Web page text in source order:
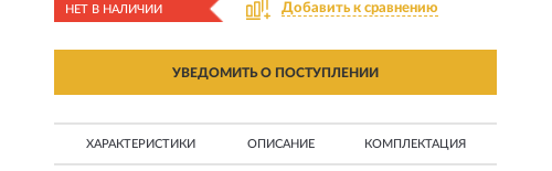
НЕТ В НАЛИЧИИ Добавить к сравнению
УВЕДОМИТЬ О ПОСТУПЛЕНИИ
ХАРАКТЕРИСТИКИ ОПИСАНИЕ КОМПЛЕКТАЦИЯ